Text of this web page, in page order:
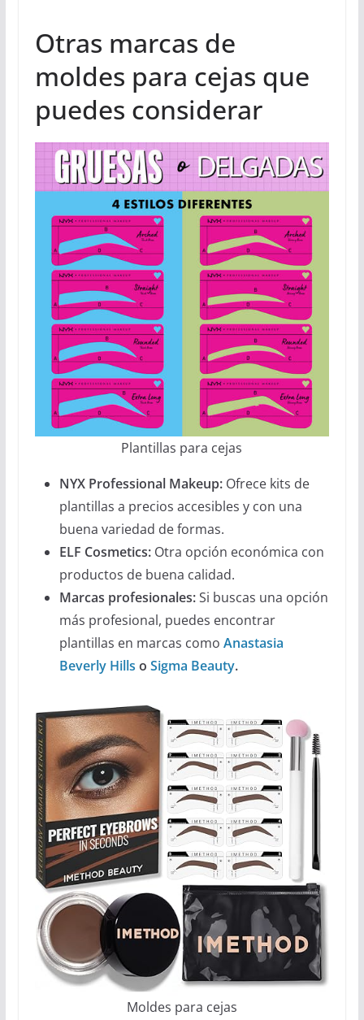
Otras marcas de
moldes para cejas que
puedes considerar
Plantillas para cejas
NYX Professional Makeup:Ofrece kits de
plantillas a precios accesibles y con una
buena variedad de formas.
ELF Cosmetics:Otra opción económica con
productos de buena calidad.
Marcas profesionales:Si buscas una opción
más profesional, puedes encontrar
plantillas en marcas como Anastasia
Beverly Hills o Sigma Beauty.
Moldes para cejas